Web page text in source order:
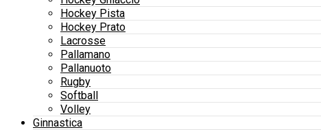
Hockey Pista
Hockey Prato
Lacrosse
Pallamano
Pallanuoto
Rugby
Softball
Volley
Ginnastica